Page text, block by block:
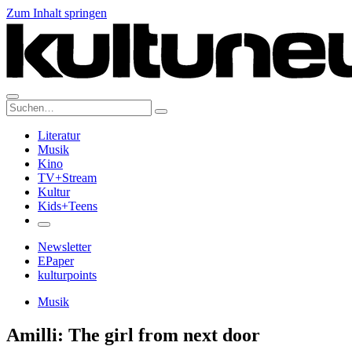
Zum Inhalt springen
Suche:
Literatur
Musik
Kino
TV+Stream
Kultur
Kids+Teens
Newsletter
EPaper
kulturpoints
Musik
Amilli: The girl from next door